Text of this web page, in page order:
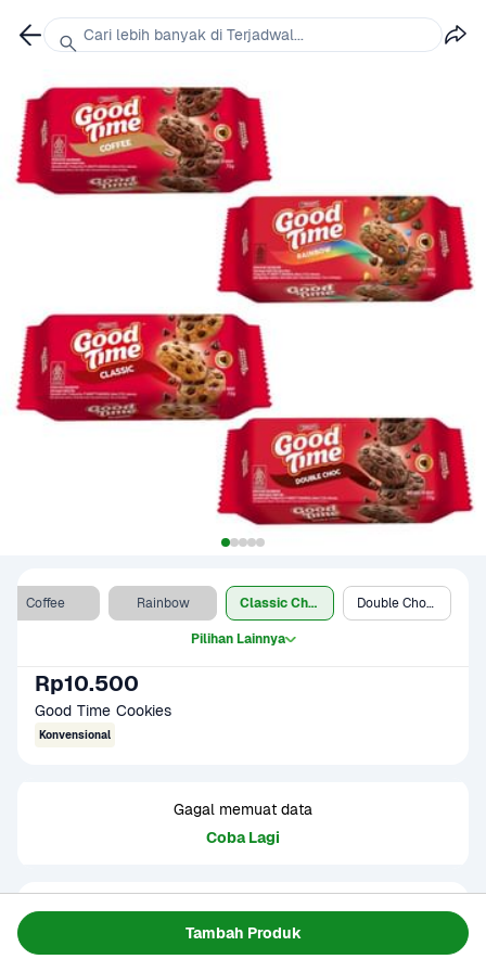
Tambah Produk
Coffee Rainbow Classic Choco Double Choco
Pilihan Lainnya
Rp10.500
Good Time Cookies
Konvensional
Gagal memuat data
Coba Lagi
Informasi Produk
Good Time Cookies Classic Choco 72 gram adalah kue
kering legendaris dengan rasa cokelat klasik dan taburan
Cari lebih banyak di Terjadwal...